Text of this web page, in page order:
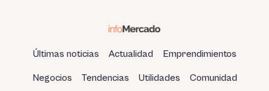
Últimas noticias Actualidad Emprendimientos
Negocios Tendencias Utilidades Comunidad